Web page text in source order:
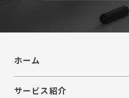
ホーム
サービス紹介